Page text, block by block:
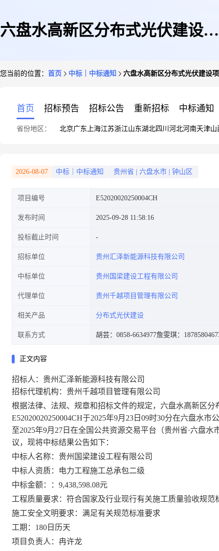
六盘水高新区分布式光伏建设项
您当前的位置： 首页 中标｜中标通知 六盘水高新区分布式光伏建设
首页 招标预告 招标公告 重新招标 中标通知
省份地区： 北京广东 上海江苏浙江山东湖北四川 河北河南天津山
2026-08-07 中标｜中标通知 贵州省 六盘水市 钟山区
项目编号 E52020020250004CH
发布时间 2025-09-28 11:58:16
投标截止时间
招标单位 贵州汇泽新能源科技有限公司
中标单位 贵州国梁建设工程有限公司
代理单位 贵州千越项目管理有限公司
相关产品 分布式光伏建设
联系方式 胡芸：0858-6634977詹雯琪：
正文内容
招标人：贵州汇泽新能源科技有限公司
招标代理机构：贵州千越项目管理有限公司
根据法律、法规、规章和招标文件的规定， 六盘水高新区分
E52020020250004CH于2025年9月 23 日 09时30分在六盘水市
至2025年9月 27 日在全国公共资源交易平台（贵州省·六盘水
议，现将中标结果公告如下：
中标人名称：贵州国梁建设工程有限公司
中标人资质：电力工程施工总承包二级
中标金额：： 9,438,598.08元
工程质量要求：符合国家及行业现行有关施工质量验收规范
施工安全文明要求：满足有关规范标准要求
工期： 180日历天
项目负责人：冉许龙